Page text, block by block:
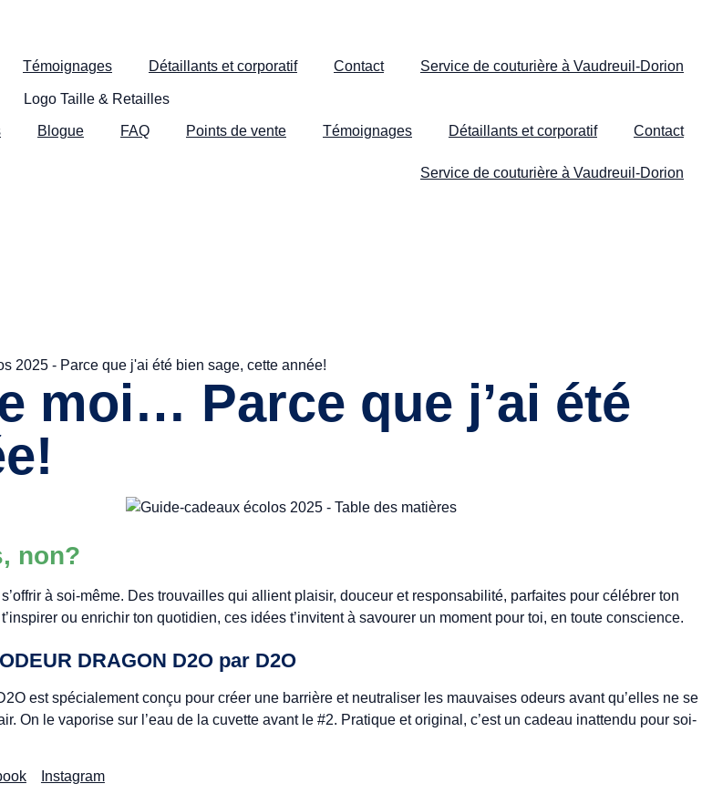
Témoignages Détaillants et corporatif Contact Service de couturière à Vaudreuil-Dorion
Blogue FAQ Points de vente Témoignages Détaillants et corporatif Contact
Service de couturière à Vaudreuil-Dorion
moi… Parce que j’ai été
non?
à soi-même. Des trouvailles qui allient plaisir, douceur et responsabilité, parfaites pour célébrer ton
ou enrichir ton quotidien, ces idées t’invitent à savourer un moment pour toi, en toute conscience.
DRAGON D2O par D2O
est spécialement conçu pour créer une barrière et neutraliser les mauvaises odeurs avant qu’elles ne se
On le vaporise sur l’eau de la cuvette avant le #2. Pratique et original, c’est un cadeau inattendu pour soi-
Instagram